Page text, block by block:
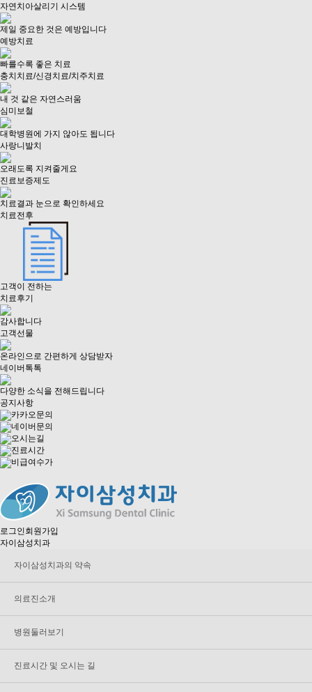
자연치아살리기 시스템
제일 중요한 것은 예방입니다
예방치료
빠를수록 좋은 치료
충치치료/신경치료/치주치료
내 것 같은 자연스러움
심미보철
대학병원에 가지 않아도 됩니다
사랑니발치
오래도록 지켜줄게요
진료보증제도
치료결과 눈으로 확인하세요
치료전후
고객이 전하는
치료후기
감사합니다
고객선물
온라인으로 간편하게 상담받자
네이버톡톡
다양한 소식을 전해드립니다
공지사항
카카오문의
네이버문의
오시는길
진료시간
비급여수가
로그인회원가입
자이삼성치과
자이삼성치과의 약속
의료진소개
병원둘러보기
진료시간 및 오시는 길